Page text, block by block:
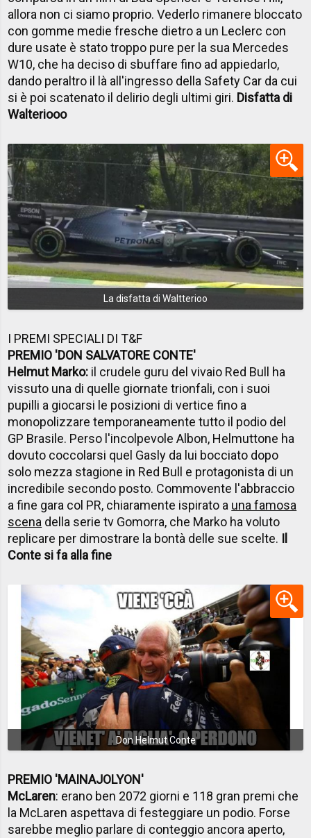
allora non ci siamo proprio. Vederlo rimanere bloccato
con gomme medie fresche dietro a un Leclerc con
dure usate è stato troppo pure per la sua Mercedes
W10, che ha deciso di sbuffare fino ad appiedarlo,
dando peraltro il là all'ingresso della Safety Car da cui
si è poi scatenato il delirio degli ultimi giri. Disfatta di
Walteriooo
La disfatta di Waltterioo
I PREMI SPECIALI DI T&F
PREMIO 'DON SALVATORE CONTE'
Helmut Marko: il crudele guru del vivaio Red Bull ha
vissuto una di quelle giornate trionfali, con i suoi
pupilli a giocarsi le posizioni di vertice fino a
monopolizzare temporaneamente tutto il podio del
GP Brasile. Perso l'incolpevole Albon, Helmuttone ha
dovuto coccolarsi quel Gasly da lui bocciato dopo
solo mezza stagione in Red Bull e protagonista di un
incredibile secondo posto. Commovente l'abbraccio
a fine gara col PR, chiaramente ispirato a una famosa
scena della serie tv Gomorra, che Marko ha voluto
replicare per dimostrare la bontà delle sue scelte. Il
Conte si fa alla fine
Don Helmut Conte
PREMIO 'MAINAJOLYON'
McLaren: erano ben 2072 giorni e 118 gran premi che
la McLaren aspettava di festeggiare un podio. Forse
sarebbe meglio parlare di conteggio ancora aperto,